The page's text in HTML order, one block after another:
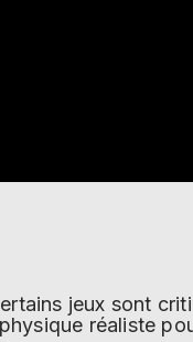
jeux sont
réaliste